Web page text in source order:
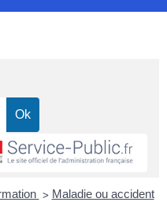
> Maladie ou accident